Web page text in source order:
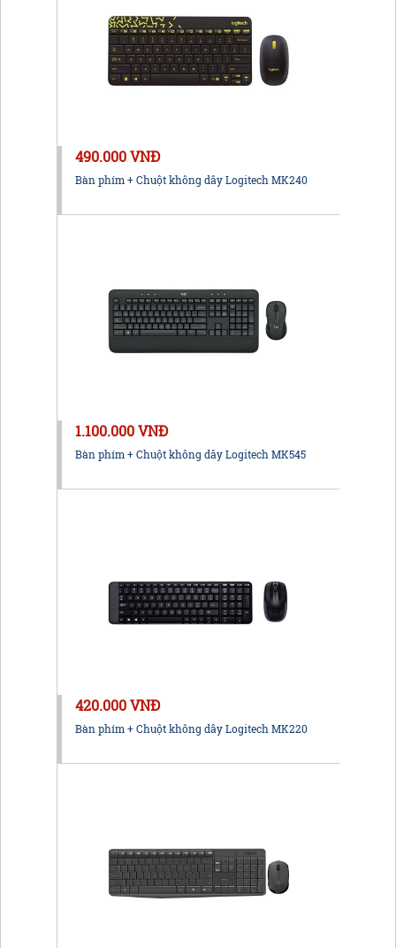
490.000 VNĐ
Bàn phím + Chuột không dây Logitech MK240
1.100.000 VNĐ
Bàn phím + Chuột không dây Logitech MK545
420.000 VNĐ
Bàn phím + Chuột không dây Logitech MK220